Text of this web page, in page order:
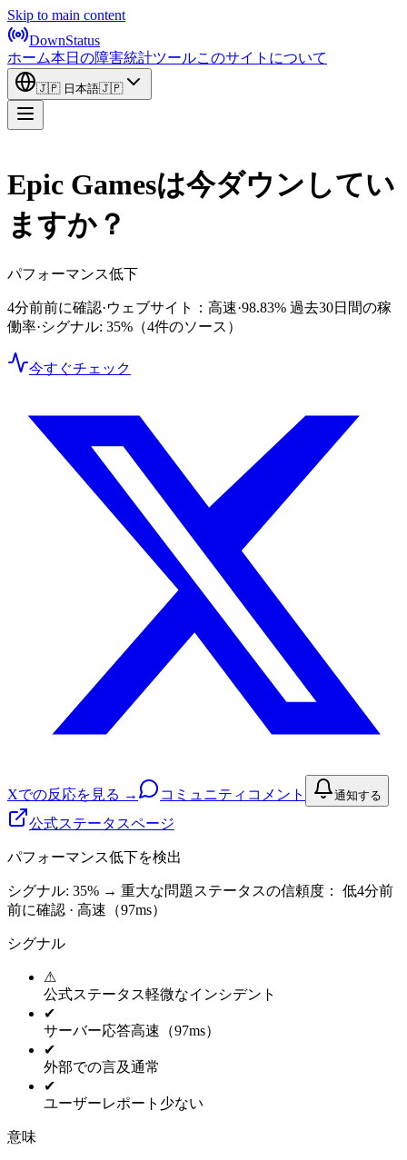
Skip to main content
DownStatus
ホーム本日の障害統計ツールこのサイトについて
🇯🇵 日本語🇯🇵
Epic Gamesは今ダウンしてい
ますか？
パフォーマンス低下
4分前前に確認·ウェブサイト：高速·98.83% 過去30日間の稼
働率·シグナル: 35% （4件のソース）
今すぐチェック
Xでの反応を見る → コミュニティコメント 通知する
公式ステータスページ
パフォーマンス低下を検出
シグナル: 35% → 重大な問題 ステータスの信頼度： 低4分前
前に確認 · 高速（97ms）
シグナル
⚠
公式ステータス軽微なインシデント
✔
サーバー応答高速（97ms）
✔
外部での言及通常
✔
ユーザーレポート 少ない
意味